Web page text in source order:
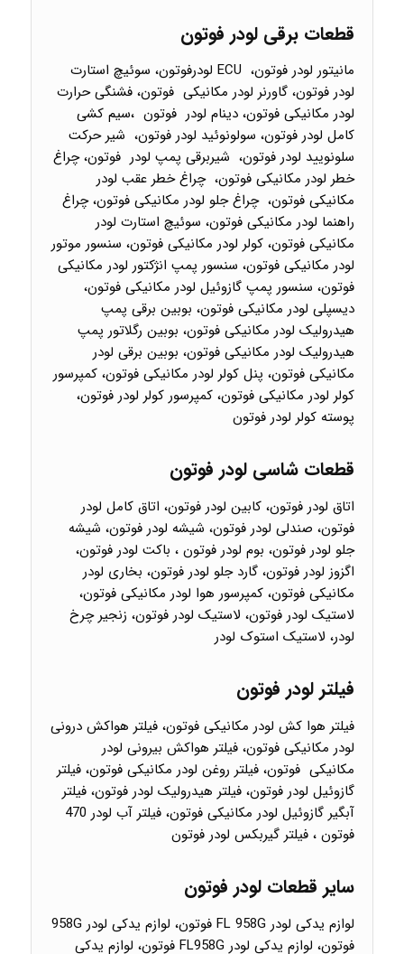
قطعات برقی لودر فوتون
مانیتور لودر فوتون، ECU لودرفوتون، سوئیچ استارت
لودر فوتون، گاورنر لودر مکانیکی فوتون، فشنگی حرارت
لودر مکانیکی فوتون، دینام لودر فوتون ،سیم کشی
کامل لودر فوتون، سولونوئید لودر فوتون، شیر حرکت
سلونویید لودر فوتون، شیربرقی پمپ لودر فوتون، چراغ
خطر لودر مکانیکی فوتون، چراغ خطر عقب لودر
مکانیکی فوتون، چراغ جلو لودر مکانیکی فوتون، چراغ
راهنما لودر مکانیکی فوتون، سوئیچ استارت لودر
مکانیکی فوتون، کولر لودر مکانیکی فوتون، سنسور موتور
لودر مکانیکی فوتون، سنسور پمپ انژکتور لودر مکانیکی
فوتون، سنسور پمپ گازوئیل لودر مکانیکی فوتون،
دیسپلی لودر مکانیکی فوتون، بوبین برقی پمپ
هیدرولیک لودر مکانیکی فوتون، بوبین رگلاتور پمپ
هیدرولیک لودر مکانیکی فوتون، بوبین برقی لودر
مکانیکی فوتون، پنل کولر لودر مکانیکی فوتون، کمپرسور
کولر لودر مکانیکی فوتون، کمپرسور کولر لودر فوتون،
پوسته کولر لودر فوتون
قطعات شاسی لودر فوتون
اتاق لودر فوتون، کابین لودر فوتون، اتاق کامل لودر
فوتون، صندلی لودر فوتون، شیشه لودر فوتون، شیشه
جلو لودر فوتون، بوم لودر فوتون ، باکت لودر فوتون،
اگزوز لودر فوتون، گارد جلو لودر فوتون، بخاری لودر
مکانیکی فوتون، کمپرسور هوا لودر مکانیکی فوتون،
لاستیک لودر فوتون، لاستیک لودر فوتون، زنجیر چرخ
لودر، لاستیک استوک لودر
فیلتر لودر فوتون
فیلتر هوا کش لودر مکانیکی فوتون، فیلتر هواکش درونی
لودر مکانیکی فوتون، فیلتر هواکش بیرونی لودر
مکانیکی فوتون، فیلتر روغن لودر مکانیکی فوتون، فیلتر
گازوئیل لودر فوتون، فیلتر هیدرولیک لودر فوتون، فیلتر
آبگیر گازوئیل لودر مکانیکی فوتون، فیلتر آب لودر 470
فوتون ، فیلتر گیربکس لودر فوتون
سایر قطعات لودر فوتون
لوازم یدکی لودر FL 958G فوتون، لوازم یدکی لودر 958G
فوتون، لوازم یدکی لودر FL958G فوتون، لوازم یدکی